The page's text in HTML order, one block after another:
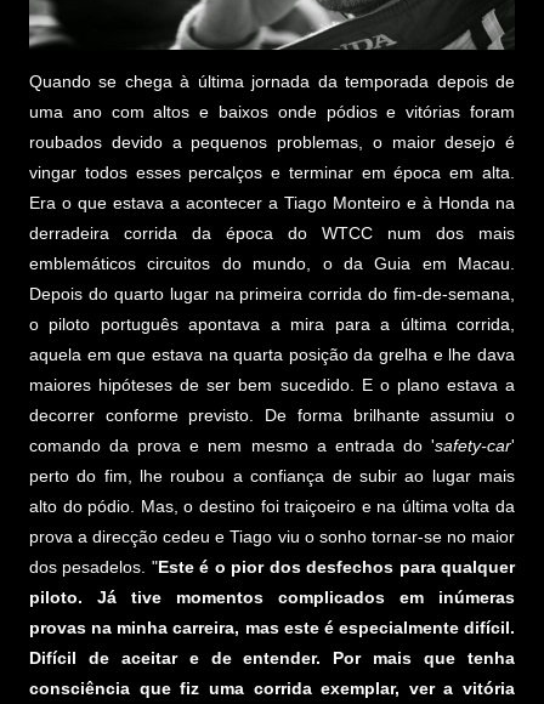
Quando se chega à última jornada da temporada depois de
uma ano com altos e baixos onde pódios e vitórias foram
roubados devido a pequenos problemas, o maior desejo é
vingar todos esses percalços e terminar em época em alta.
Era o que estava a acontecer a Tiago Monteiro e à Honda na
derradeira corrida da época do WTCC num dos mais
emblemáticos circuitos do mundo, o da Guia em Macau.
Depois do quarto lugar na primeira corrida do fim-de-semana,
o piloto português apontava a mira para a última corrida,
aquela em que estava na quarta posição da grelha e lhe dava
maiores hipóteses de ser bem sucedido. E o plano estava a
decorrer conforme previsto. De forma brilhante assumiu o
comando da prova e nem mesmo a entrada do 'safety-car'
perto do fim, lhe roubou a confiança de subir ao lugar mais
alto do pódio. Mas, o destino foi traiçoeiro e na última volta da
prova a direcção cedeu e Tiago viu o sonho tornar-se no maior
dos pesadelos. "Este é o pior dos desfechos para qualquer
piloto. Já tive momentos complicados em inúmeras
provas na minha carreira, mas este é especialmente difícil.
Difícil de aceitar e de entender. Por mais que tenha
consciência que fiz uma corrida exemplar, ver a vitória